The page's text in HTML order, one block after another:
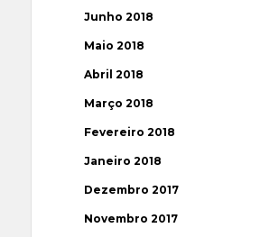
Junho 2018
Maio 2018
Abril 2018
Março 2018
Fevereiro 2018
Janeiro 2018
Dezembro 2017
Novembro 2017